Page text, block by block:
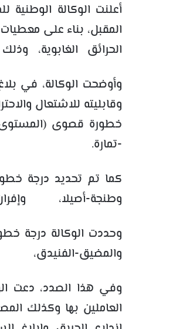
أعلنت الوكالة الوطنية
المقبل، بناء على
الحرائق الغابوية،
وأوضحت الوكالة، في
وقابليته للاشتعال
خطورة قصوى (المستوى
-تمارة.
كما تم تحديد درجة
وطنجة-أصيلا،
وحددت الوكالة درجة
وفي هذا الصدد، دعت
العاملين بها وكذلك